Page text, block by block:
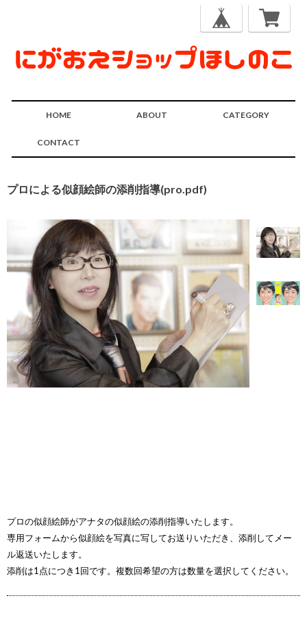
HOME ABOUT CATEGORY
CONTACT
プロによる似顔絵師の添削指導(pro.pdf)
プロの似顔絵師がアナタの似顔絵の添削指導いたします。
専用フォームから似顔絵を写真に写してお送りいただき、添削してメー
ル返送いたします。
添削は1点につき1回です。複数回希望の方は数量を選択してください。